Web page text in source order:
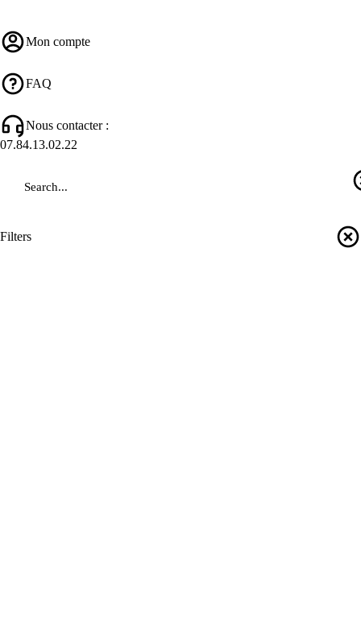
Mon compte
FAQ
Nous contacter :
07.84.13.02.22
Filters